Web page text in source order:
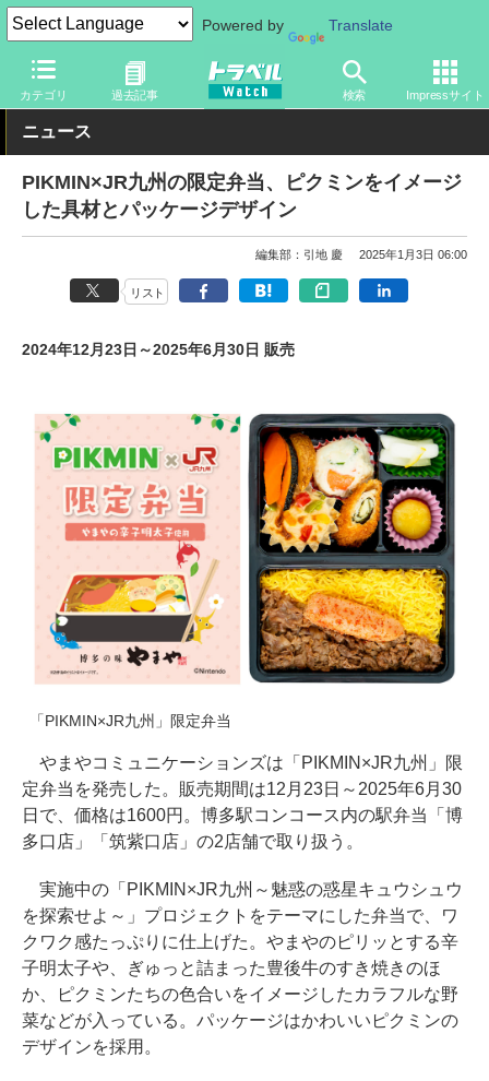
Powered by Translate
カテゴリ 過去記事 検索 Impressサイト
トラベル Watch 地域 国内旅行 福岡
ニュース
PIKMIN×JR九州の限定弁当、ピクミンをイメージ
した具材とパッケージデザイン
編集部：引地 慶 2025年1月3日 06:00
リスト
2024年12月23日～2025年6月30日 販売
「PIKMIN×JR九州」限定弁当
やまやコミュニケーションズは「PIKMIN×JR九州」限
定弁当を発売した。販売期間は12月23日～2025年6月30
日で、価格は1600円。博多駅コンコース内の駅弁当「博
多口店」「筑紫口店」の2店舗で取り扱う。
実施中の「PIKMIN×JR九州～魅惑の惑星キュウシュウ
を探索せよ～」プロジェクトをテーマにした弁当で、ワ
クワク感たっぷりに仕上げた。やまやのピリッとする辛
子明太子や、ぎゅっと詰まった豊後牛のすき焼きのほ
か、ピクミンたちの色合いをイメージしたカラフルな野
菜などが入っている。パッケージはかわいいピクミンの
デザインを採用。